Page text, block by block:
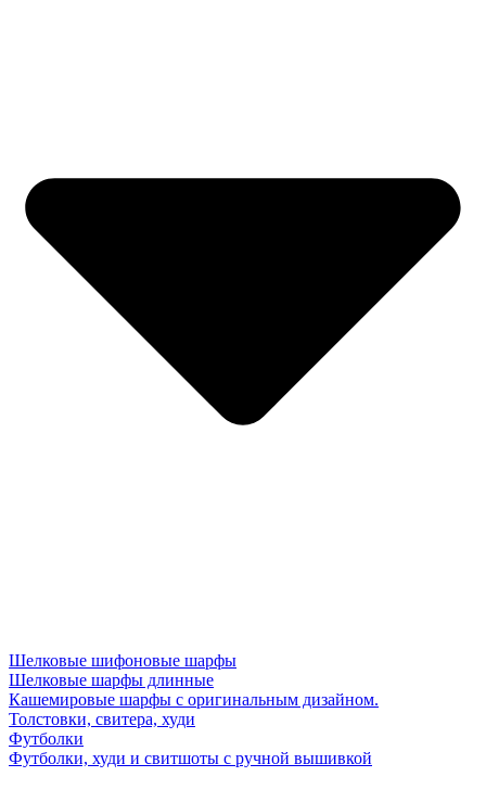
Шелковые шифоновые шарфы
Шелковые шарфы длинные
Кашемировые шарфы с оригинальным дизайном.
Толстовки, свитера, худи
Футболки
Футболки, худи и свитшоты с ручной вышивкой